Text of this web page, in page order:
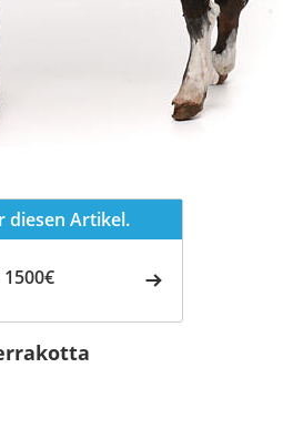
diesen Artikel.
1500€